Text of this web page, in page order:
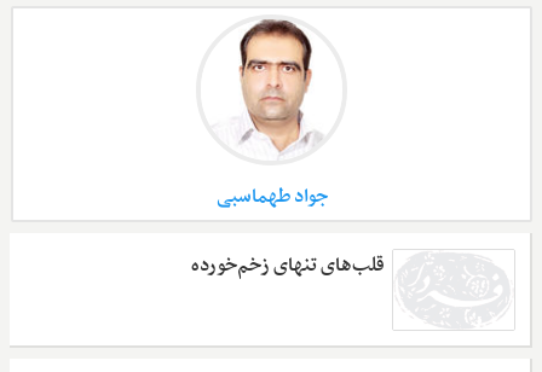
جواد طهماسبی
قلب‌های تنهای زخم‌خورده